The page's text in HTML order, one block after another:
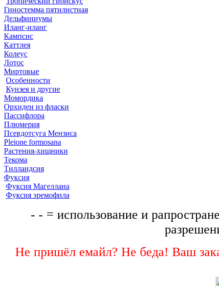
Гиностемма пятилистная
Дельфиниумы
Иланг-иланг
Кампсис
Каттлея
Колеус
Лотос
Миртовые
Особенности
Кунзея и другие
Момордика
Орхидеи из фласки
Пассифлора
Плюмерия
Псевдотсуга Мензиса
Pleione formosana
Растения-хищники
Текома
Тилландсия
Фуксия
Фуксия Магеллана
Фуксия эремофила
- - = использование и
Не пришёл емайл? Не беда! Ваш